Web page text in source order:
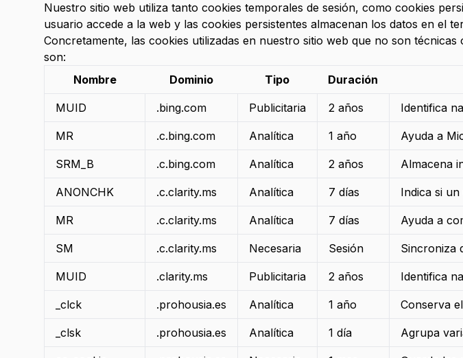
Nuestro sitio web utiliza tanto cookies temporales de sesión, como cookies
usuario accede a la web y las cookies persistentes almacenan los datos en el
Concretamente, las cookies utilizadas en nuestro sitio web que no son
son:
Nombre
Dominio Tipo Duración
MUID .bing.com Publicitaria 2 años Identifica
MR .c.bing.com Analítica 1 año Ayuda a
SRM_B .c.bing.com Analítica 2 años Almacena
ANONCHK .c.clarity.ms Analítica 7 días Indica si
MR .c.clarity.ms Analítica 7 días Ayuda a
SM .c.clarity.ms Necesaria Sesión Sincroniza
MUID .clarity.ms Publicitaria 2 años Identifica
_clck .prohousia.es Analítica 1 año Conserva
_clsk .prohousia.es Analítica 1 día Agrupa